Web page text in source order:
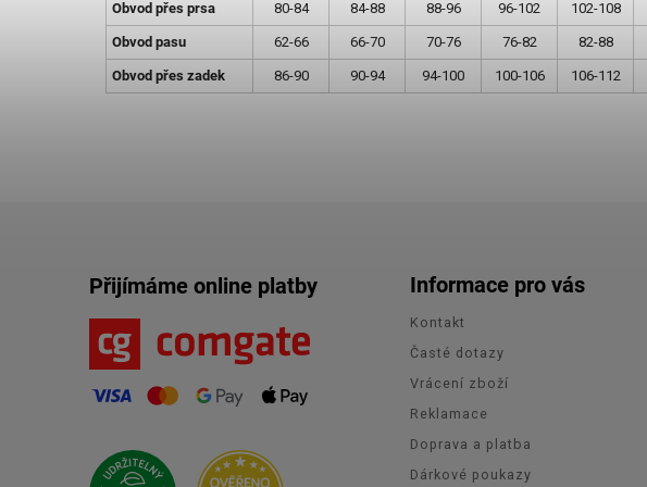
Obvod přes prsa 80-84 84-88 88-96 96-102 102-108
Obvod pasu 62-66 66-70 70-76 76-82 82-88
Obvod přes zadek 86-90 90-94 94-100 100-106 106-112
Přijímáme online platby Informace pro vás
Kontakt
Časté dotazy
Vrácení zboží
Reklamace
Doprava a platba
Dárkové poukazy